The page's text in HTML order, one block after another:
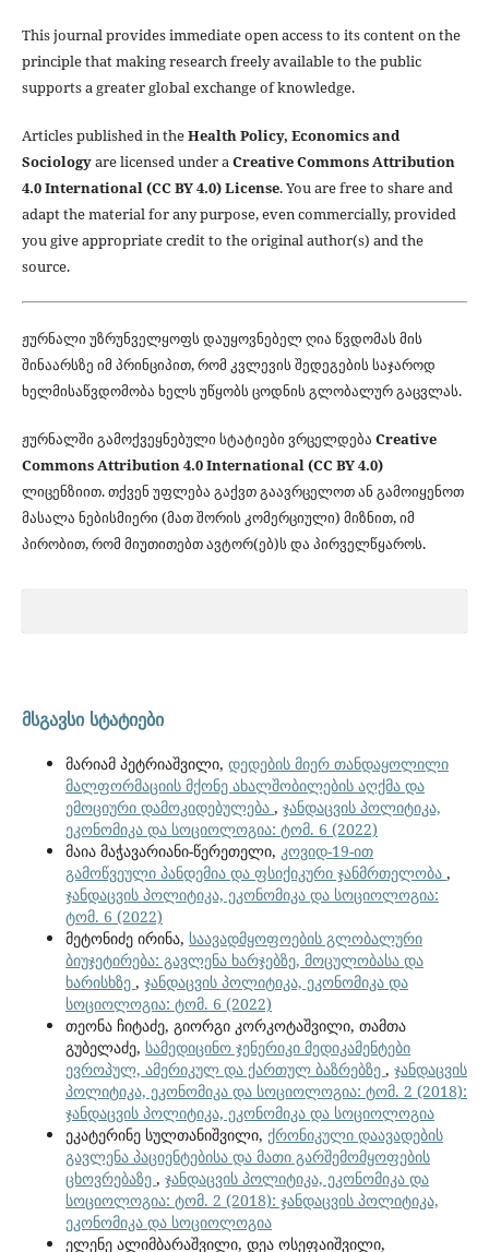
This journal provides immediate open access to its content on the
principle that making research freely available to the public
supports a greater global exchange of knowledge.
Articles published in theHealth Policy, Economics and
Sociologyare licensed under aCreative Commons Attribution
4.0 International (CC BY 4.0) License. You are free to share and
adapt the material for any purpose, even commercially, provided
you give appropriate credit to the original author(s) and the
source.
ჟურნალი უზრუნველყოფს დაუყოვნებელ ღია წვდომას მის
შინაარსზე იმ პრინციპით, რომ კვლევის შედეგების საჯაროდ
ხელმისაწვდომობა ხელს უწყობს ცოდნის გლობალურ გაცვლას.
ჟურნალში გამოქვეყნებული სტატიები ვრცელდება Creative
Commons Attribution 4.0 International (CC BY 4.0)
ლიცენზიით. თქვენ უფლება გაქვთ გაავრცელოთ ან გამოიყენოთ
მასალა ნებისმიერი (მათ შორის კომერციული) მიზნით, იმ
პირობით, რომ მიუთითებთ ავტორ(ებ)ს და პირველწყაროს.
მსგავსი სტატიები
მარიამ პეტრიაშვილი, დედების მიერ თანდაყოლილი
მალფორმაციის მქონე ახალშობილების აღქმა და
ემოციური დამოკიდებულება , ჯანდაცვის პოლიტიკა,
ეკონომიკა და სოციოლოგია: ტომ. 6 (2022)
მაია მაჭავარიანი-წერეთელი, კოვიდ-19-ით
გამოწვეული პანდემია და ფსიქიკური ჯანმრთელობა ,
ჯანდაცვის პოლიტიკა, ეკონომიკა და სოციოლოგია:
ტომ. 6 (2022)
მეტონიძე ირინა, საავადმყოფოების გლობალური
ბიუჯეტირება: გავლენა ხარჯებზე, მოცულობასა და
ხარისხზე , ჯანდაცვის პოლიტიკა, ეკონომიკა და
სოციოლოგია: ტომ. 6 (2022)
თეონა ჩიტაძე, გიორგი კორკოტაშვილი, თამთა
გუბელაძე, სამედიცინო ჯენერიკი მედიკამენტები
ევროპულ, ამერიკულ და ქართულ ბაზრებზე , ჯანდაცვის
პოლიტიკა, ეკონომიკა და სოციოლოგია: ტომ. 2 (2018):
ჯანდაცვის პოლიტიკა, ეკონომიკა და სოციოლოგია
ეკატერინე სულთანიშვილი, ქრონიკული დაავადების
გავლენა პაციენტებისა და მათი გარშემომყოფების
ცხოვრებაზე , ჯანდაცვის პოლიტიკა, ეკონომიკა და
სოციოლოგია: ტომ. 2 (2018): ჯანდაცვის პოლიტიკა,
ეკონომიკა და სოციოლოგია
ელენე ალიმბარაშვილი, დეა ოსეფაიშვილი,